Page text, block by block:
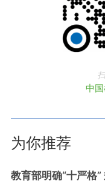
中
为你推荐
教育部明确“十严格